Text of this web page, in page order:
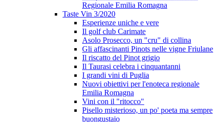
Regionale Emilia Romagna
Taste Vin 3/2020
Esperienze uniche e vere
Il golf club Carimate
Asolo Prosecco, un "cru" di collina
Gli affascinanti Pinots nelle vigne Friulane
Il riscatto del Pinot grigio
Il Taurasi celebra i cinquantanni
I grandi vini di Puglia
Nuovi obiettivi per l'enoteca regionale
Emilia Romagna
Vini con il "ritocco"
Pisello misterioso, un po' poeta ma sempre
buongustaio